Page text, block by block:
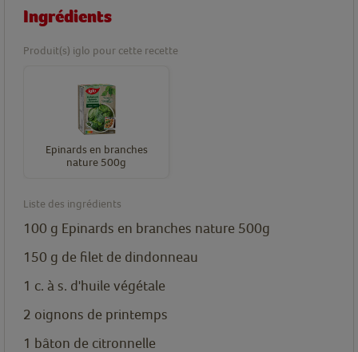
Ingrédients
Produit(s) iglo pour cette recette
Epinards en branches
nature 500g
Liste des ingrédients
100 g Epinards en branches nature 500g
150 g de filet de dindonneau
1 c. à s. d'huile végétale
2 oignons de printemps
1 bâton de citronnelle